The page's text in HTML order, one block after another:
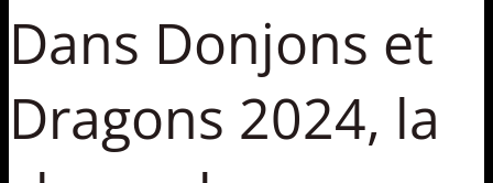
Dans Donjons et
Dragons 2024, la